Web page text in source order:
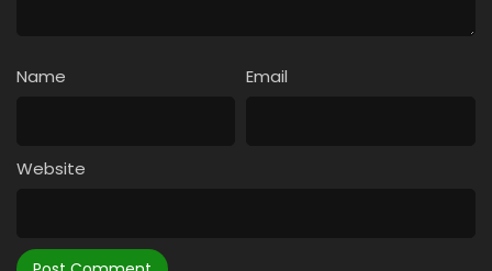
Name Email
Website